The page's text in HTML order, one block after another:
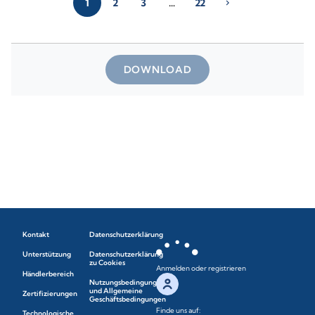
1 2 3 … 22 chevron_right
DOWNLOAD
Kontakt
Unterstützung
Händlerbereich
Zertifizierungen
Datenschutzerklärung
Datenschutzerklärung
zu Cookies
Nutzungsbedingungen
und Allgemeine
Geschäftsbedingungen
Anmelden oder registrieren
Finde uns auf: